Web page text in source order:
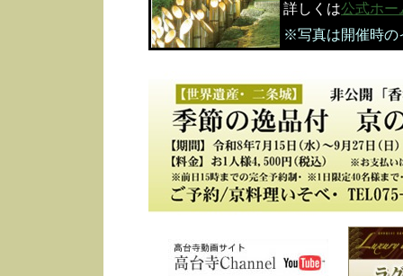
詳しくは公式ホー
※写真は開催時の